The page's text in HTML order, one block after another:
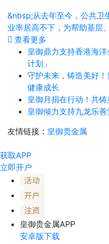
&nbsp;从去年至今，公共卫
业率居高不下，为帮助基层
查看更多
皇御鼎力支持香港海
计划」
守护未来，铸造美好
健康成长
皇御月捐在行动！共
皇御倾力支持九龙乐
友情链接： 皇御贵金属
获取APP
立即开户
皇御贵金属APP
安卓版下载